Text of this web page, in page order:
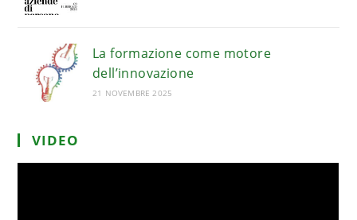
La formazione come motore
dell’innovazione
21 NOVEMBRE 2025
VIDEO